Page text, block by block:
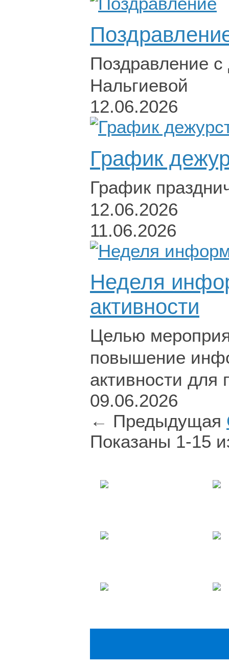
Поздравление
Нальгиевой
12.06.2026
График
График
12.06.2026
11.06.2026
Неделя
активности
Целью
повышение
активности для
09.06.2026
← Предыдущая
Показаны 1-15